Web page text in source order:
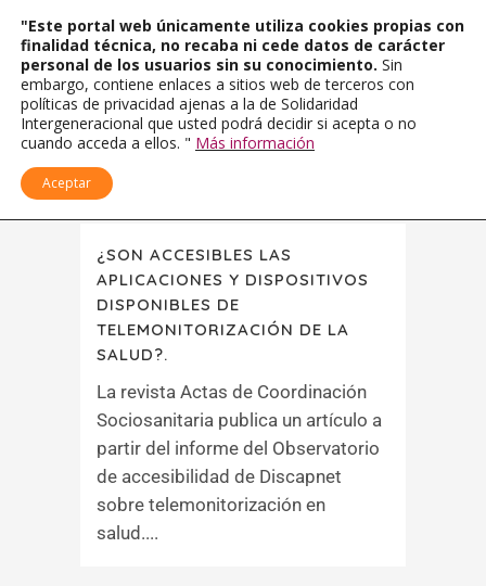
¿SON ACCESIBLES LAS
APLICACIONES Y DISPOSITIVOS
DISPONIBLES DE
TELEMONITORIZACIÓN DE LA
SALUD?.
La revista Actas de Coordinación
Sociosanitaria publica un artículo a
partir del informe del Observatorio
de accesibilidad de Discapnet
sobre telemonitorización en
salud....
"Este portal web únicamente utiliza cookies propias con
finalidad técnica, no recaba ni cede datos de carácter
personal de los usuarios sin su conocimiento. Sin
embargo, contiene enlaces a sitios web de terceros con
políticas de privacidad ajenas a la de Solidaridad
Intergeneracional que usted podrá decidir si acepta o no
cuando acceda a ellos. " Más información
Aceptar